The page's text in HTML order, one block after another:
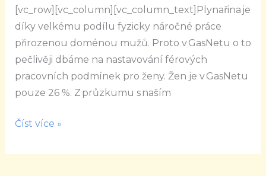
[vc_row][vc_column][vc_column_text]Plynařina je
díky velkému podílu fyzicky náročné práce
přirozenou doménou mužů. Proto v GasNetu o to
pečlivěji dbáme na nastavování férových
pracovních podmínek pro ženy. Žen je v GasNetu
pouze 26 %. Z průzkumu s naším
BPWCR
Číst více »